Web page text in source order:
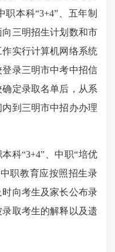
本科“3+4”、五年制
三明招生计划数和市
实行计算机网络系统
录三明市中考中招信
确定录取名单后，从系
到三明市中招办办理
本科“3+4”、中职“培优
职教育应按照招生录
向考生及家长公布录
取考生的解释以及遗